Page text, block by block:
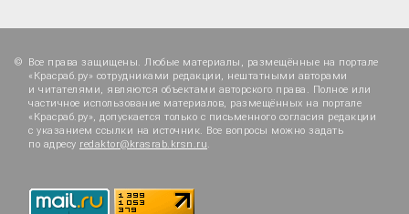
Все права защищены. Любые материалы, размещённые на портале
«Красраб.ру» сотрудниками редакции, нештатными авторами
и читателями, являются объектами авторского права. Полное или
частичное использование материалов, размещённых на портале
«Красраб.ру», допускается только с письменного согласия редакции
с указанием ссылки на источник. Все вопросы можно задать
по адресу redaktor@krasrab.krsn.ru.